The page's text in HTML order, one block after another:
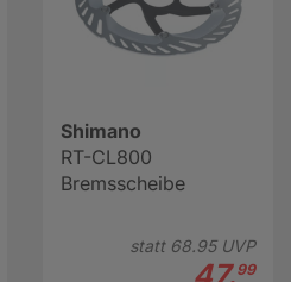
Shimano
RT-CL800
Bremsscheibe
statt 68.95UVP
47.99